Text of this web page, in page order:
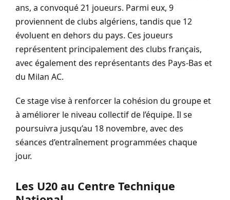
ans, a convoqué 21 joueurs. Parmi eux, 9
proviennent de clubs algériens, tandis que 12
évoluent en dehors du pays. Ces joueurs
représentent principalement des clubs français,
avec également des représentants des Pays-Bas et
du Milan AC.
Ce stage vise à renforcer la cohésion du groupe et
à améliorer le niveau collectif de l’équipe. Il se
poursuivra jusqu’au 18 novembre, avec des
séances d’entraînement programmées chaque
jour.
Les U20 au Centre Technique